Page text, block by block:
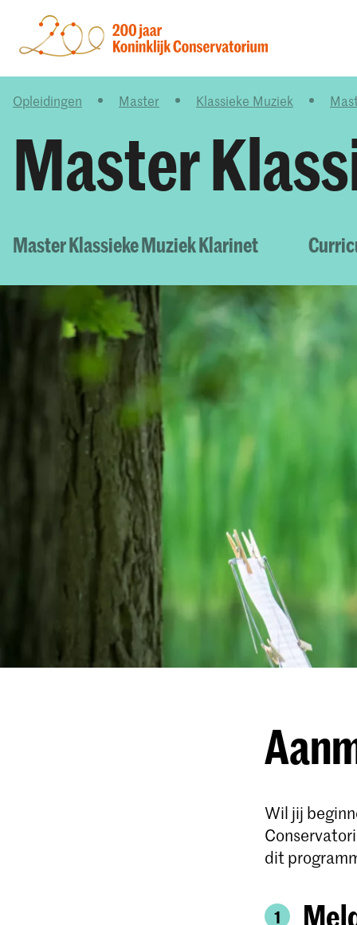
Opleidingen Master Klassieke Muziek
Master
Master Klassieke Muziek Klarinet
Wil jij
dit
1